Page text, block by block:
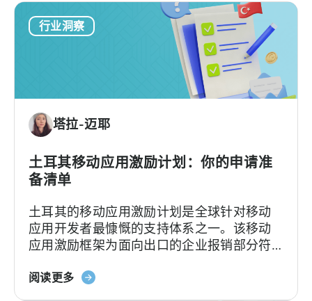
行业洞察
塔拉-迈耶
土耳其移动应用激励计划：你的申请准
备清单
土耳其的移动应用激励计划是全球针对移动
应用开发者最慷慨的支持体系之一。该移动
应用激励框架为面向出口的企业报销部分符
场准入费用，具体支持力度和上限因类别及
阅读更多关